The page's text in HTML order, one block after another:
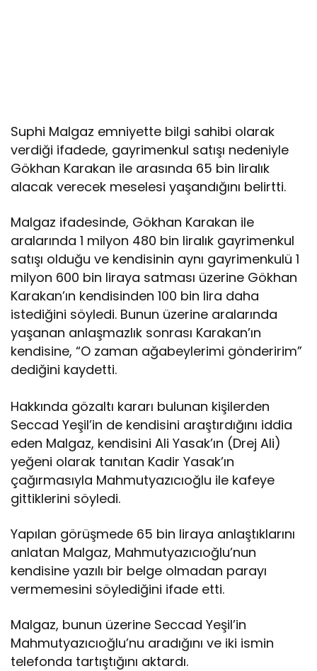
Suphi Malgaz emniyette bilgi sahibi olarak
verdiği ifadede, gayrimenkul satışı nedeniyle
Gökhan Karakan ile arasında 65 bin liralık
alacak verecek meselesi yaşandığını belirtti.
Malgaz ifadesinde, Gökhan Karakan ile
aralarında 1 milyon 480 bin liralık gayrimenkul
satışı olduğu ve kendisinin aynı gayrimenkulü 1
milyon 600 bin liraya satması üzerine Gökhan
Karakan’ın kendisinden 100 bin lira daha
istediğini söyledi. Bunun üzerine aralarında
yaşanan anlaşmazlık sonrası Karakan’ın
kendisine, “O zaman ağabeylerimi gönderirim”
dediğini kaydetti.
Hakkında gözaltı kararı bulunan kişilerden
Seccad Yeşil’in de kendisini araştırdığını iddia
eden Malgaz, kendisini Ali Yasak’ın (Drej Ali)
yeğeni olarak tanıtan Kadir Yasak’ın
çağırmasıyla Mahmutyazıcıoğlu ile kafeye
gittiklerini söyledi.
Yapılan görüşmede 65 bin liraya anlaştıklarını
anlatan Malgaz, Mahmutyazıcıoğlu’nun
kendisine yazılı bir belge olmadan parayı
vermemesini söylediğini ifade etti.
Malgaz, bunun üzerine Seccad Yeşil’in
Mahmutyazıcıoğlu’nu aradığını ve iki ismin
telefonda tartıştığını aktardı.